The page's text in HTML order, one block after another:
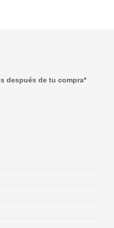
después de tu compra*